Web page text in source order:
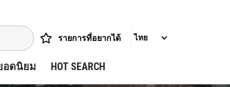
รายการที่อยากได้ ไทย
อดนิยม HOT SEARCH